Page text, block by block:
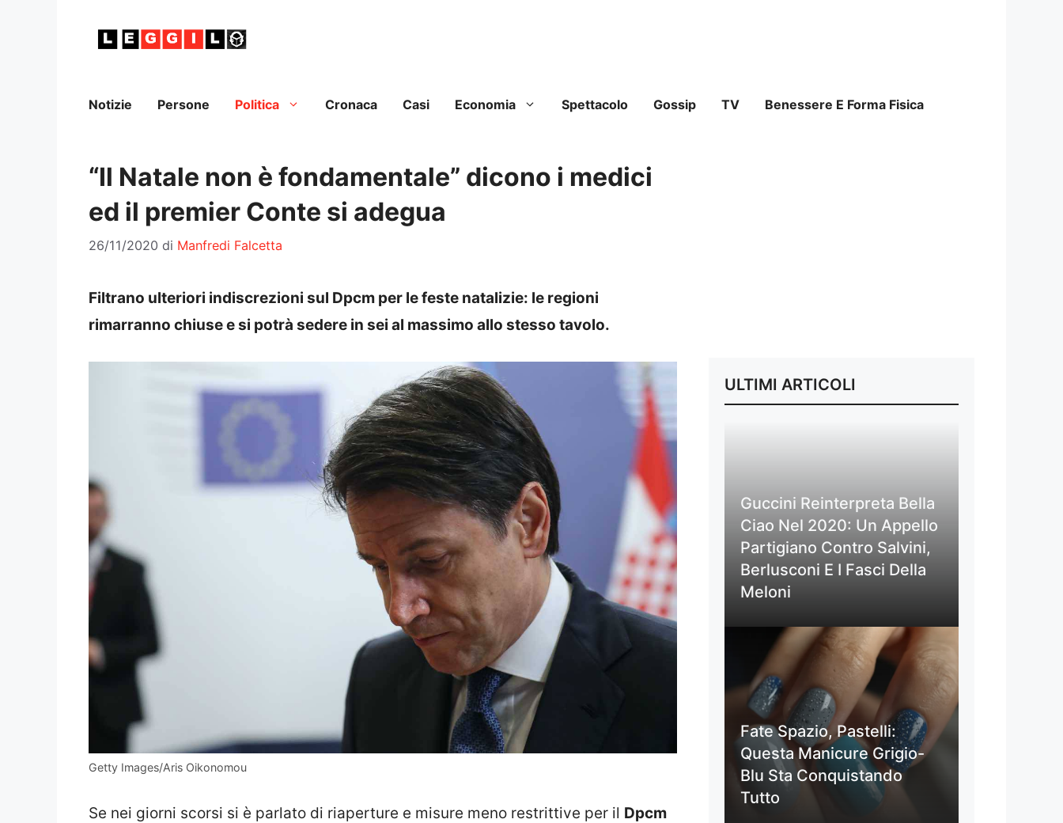
Notizie Persone Politica Cronaca Casi Economia Spettacolo Gossip TV Benessere E Forma Fisica
“Il Natale non è fondamentale” dicono i medici
ed il premier Conte si adegua
26/11/2020 di Manfredi Falcetta
Filtrano ulteriori indiscrezioni sul Dpcm per le feste natalizie: le regioni
rimarranno chiuse e si potrà sedere in sei al massimo allo stesso tavolo.
Getty Images/Aris Oikonomou
Se nei giorni scorsi si è parlato di riaperture e misure meno restrittive per il Dpcm
ULTIMI ARTICOLI
Guccini Reinterpreta Bella
Ciao Nel 2020: Un Appello
Partigiano Contro Salvini,
Berlusconi E I Fasci Della
Meloni
Fate Spazio, Pastelli:
Questa Manicure Grigio-
Blu Sta Conquistando
Tutto